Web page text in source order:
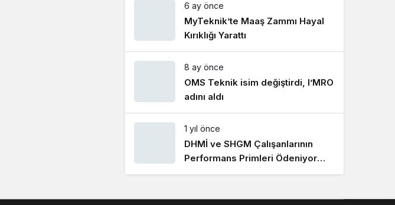
Sistem modunu seçin.
6 ay önce
MyTeknik’te Maaş Zammı Hayal
Kırıklığı Yarattı
8 ay önce
OMS Teknik isim değiştirdi, I’MRO
adını aldı
1 yıl önce
DHMİ ve SHGM Çalışanlarının
Performans Primleri Ödeniyor
Mu?